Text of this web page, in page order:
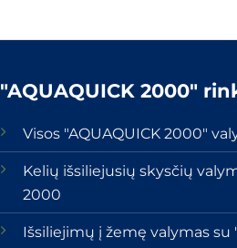
"AQUAQUICK 2000"
Visos "AQUAQUICK 2000"
Kelių išsiliejusių skysčių
2000
Išsiliejimų į žemę valymas su